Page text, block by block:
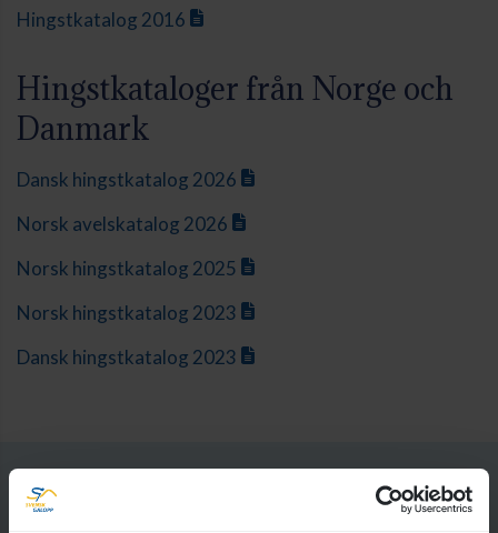
Hingstkatalog 2016
Hingstkataloger från Norge och
Danmark
Dansk hingstkatalog 2026
Norsk avelskatalog 2026
Norsk hingstkatalog 2025
Norsk hingstkatalog 2023
Dansk hingstkatalog 2023
Relaterade artiklar